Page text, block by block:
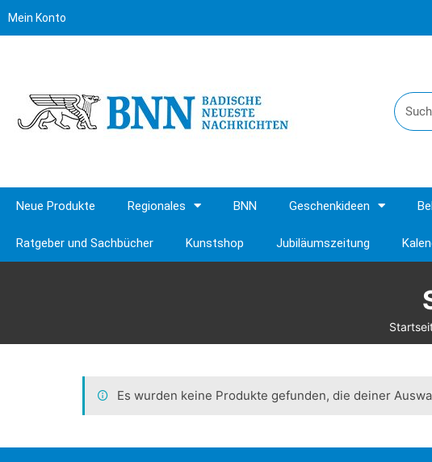
Mein Konto
Neue Produkte Regionales BNN Geschenkideen
Ratgeber und Sachbücher Kunstshop Jubiläumszeitung
Es wurden keine Produkte gefunden, die deiner